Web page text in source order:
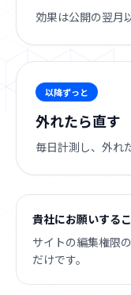
効果は公開の翌月
以降ずっと
外れたら直す
毎日計測し、外れ
貴社にお願いする
サイトの編集権限
だけです。